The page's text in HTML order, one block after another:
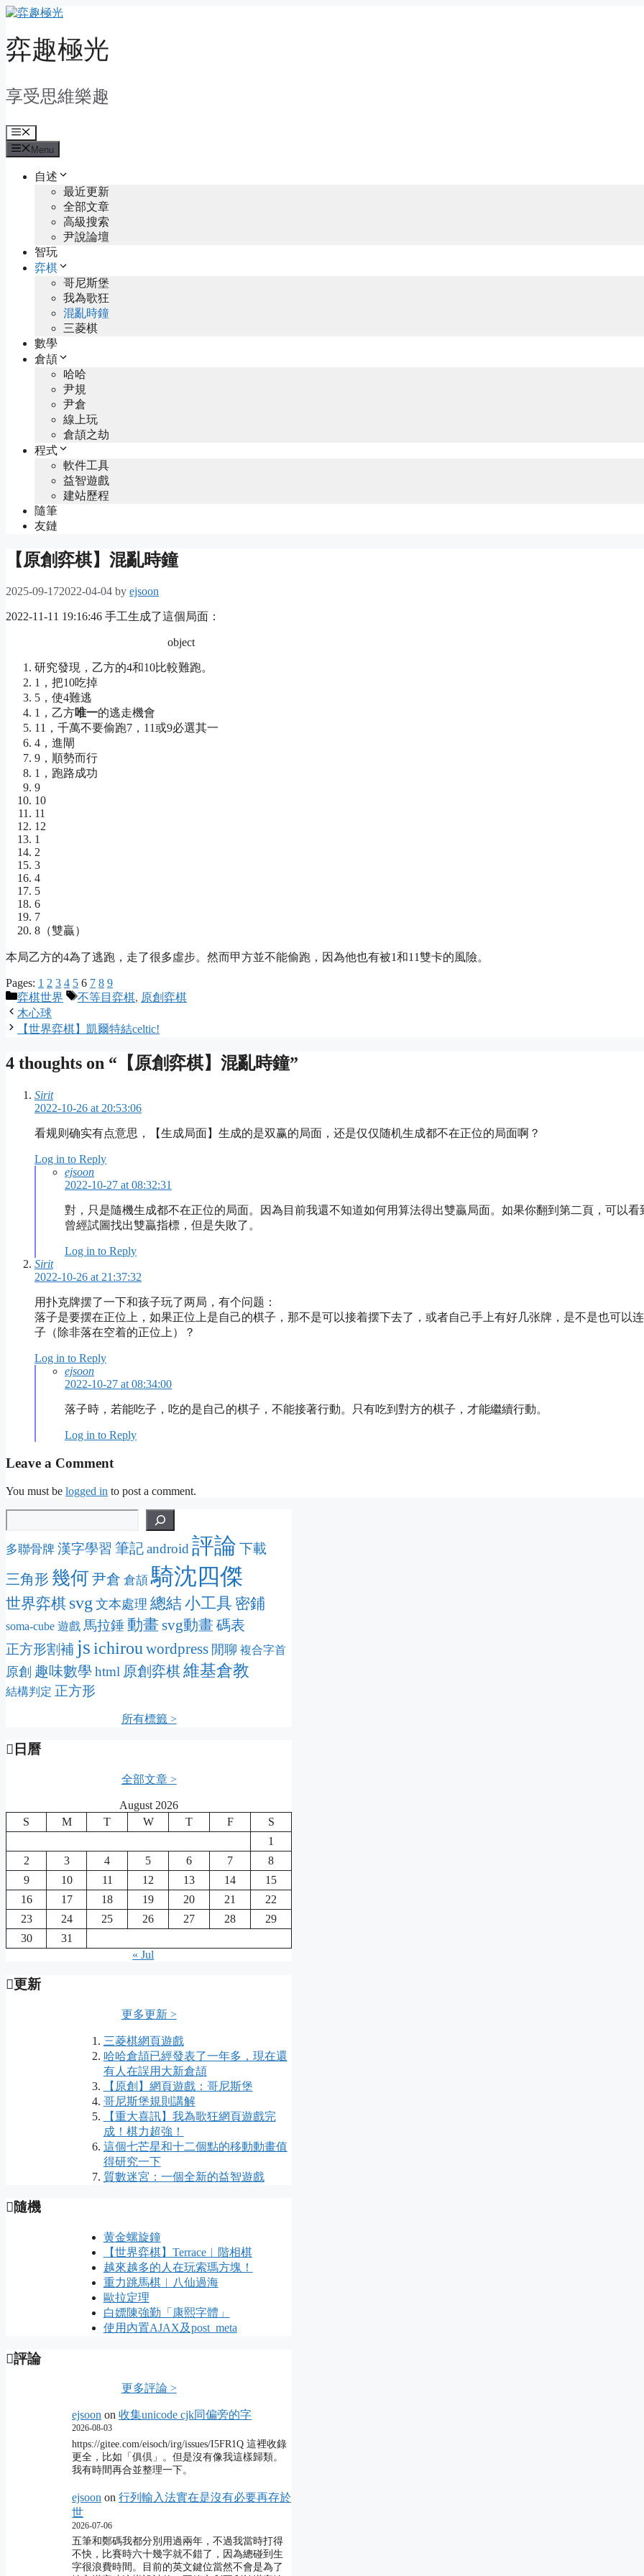
Skip
content
弈趣極光
享受思維樂趣
Menu
Menu
自述
最近更新
全部文章
高級搜索
尹說論壇
智玩
弈棋
哥尼斯堡
我為歌狂
混亂時鐘
三菱棋
數學
倉頡
哈哈
尹規
尹倉
線上玩
倉頡之劫
程式
軟件工具
益智遊戲
建站歷程
隨筆
友鏈
【原創弈棋】混亂時鐘
2025-09-172022-04-04 by ejsoon
2022-11-11 19:16:46 手工生成了這個局面：
object
研究發現，乙方的4和10比較難跑。
1，把10吃掉
5，使4難逃
1，乙方唯一的逃走機會
11，千萬不要偷跑7，11或9必選其一
4，進閘
9，順勢而行
1，跑路成功
9
10
11
12
1
2
3
4
5
6
7
8（雙贏）
本局乙方的4為了逃跑，走了很多虛步。然而甲方並不能偷跑，因為他也有被1和11雙卡的風險。
Pages: 1 2 3 4 5 6 7 8 9
Categories
弈棋世界 Tags
不等目弈棋, 原創弈棋
木心球
【世界弈棋】凱爾特結celtic!
4 thoughts on “【原創弈棋】混亂時鐘”
Sirit
2022-10-26 at 20:53:06
看规则确实有点意思，【生成局面】生成的是双赢的局面，还是仅仅随机生成都不在正位的局面啊？
Log in to Reply
ejsoon
2022-10-27 at 08:32:31
對，只是隨機生成都不在正位的局面。因為目前我還不知道如何用算法得出雙贏局面。如果你翻到第二頁，可以看
曾經試圖找出雙贏指標，但是失敗了。
Log in to Reply
Sirit
2022-10-26 at 21:37:32
用扑克牌摆了一下和孩子玩了两局，有个问题：
落子是要摆在正位上，如果正位上是自己的棋子，那不是可以接着摆下去了，或者自己手上有好几张牌，是不是也可以
子（除非落在空着的正位上）？
Log in to Reply
ejsoon
2022-10-27 at 08:34:00
落子時，若能吃子，吃的是自己的棋子，不能接著行動。只有吃到對方的棋子，才能繼續行動。
Log in to Reply
Leave a Comment
You must be logged in to post a comment.
多聯骨牌 漢字學習 筆記android 評論 下載
三角形 幾何尹倉 倉頡 騎沈四傑
世界弈棋 svg 文本處理 總結 小工具 密鋪
soma-cube 遊戲 馬拉錘動畫 svg動畫 碼表
正方形割補 js ichirou wordpress 閒聊 複合字首
原創 趣味數學 html 原創弈棋維基倉教
結構判定 正方形
所有標籤 >
日曆
全部文章 >
August 2026
S
M T W T F
S
1
2
3 4 5 6 7
8
9
10 11 12 13 14
15
16
17 18 19 20 21
22
23
24 25 26 27 28
29
30
31
« Jul
更新
更多更新 >
三菱棋網頁遊戲
哈哈倉頡已經發表了一年多，現在還
有人在誤用大新倉頡
【原創】網頁遊戲：哥尼斯堡
哥尼斯堡規則講解
【重大喜訊】我為歌狂網頁遊戲完
成！棋力超強！
這個七芒星和十二個點的移動動畫值
得研究一下
質數迷宮：一個全新的益智遊戲
隨機
黄金螺旋鐘
【世界弈棋】Terrace︱階相棋
越來越多的人在玩索瑪方塊！
重力跳馬棋︱八仙過海
歐拉定理
白嫖陳強勤「康熙字體」
使用內置AJAX及post_meta
評論
更多評論 >
ejsoon on 收集unicode cjk同偏旁的字
2026-08-03
https://gitee.com/eisoch/irg/issues/I5FR1Q 這裡收錄
更全，比如「俱倶」。但是沒有像我這樣歸類。
我有時間再合並整理一下。
ejsoon on 行列輸入法實在是沒有必要再存於
世
2026-07-06
五筆和鄭碼我都分別用過兩年，不過我當時打得
不快，比賽時六十幾字就不錯了，因為總碰到生
字很浪費時間。目前的英文鍵位當然不會是為了